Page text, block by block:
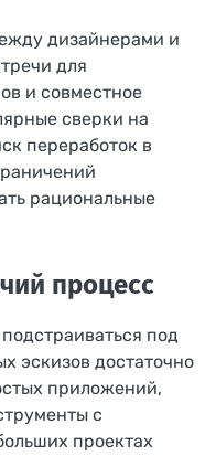
дизайнерами и
для
и совместное
сверки на
переработок в
рациональные
процесс
под
эскизов достаточно
приложений,
с
проектах